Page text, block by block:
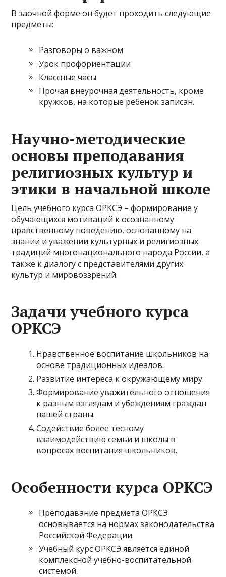
В заочной форме он будет проходить следующие
предметы:
Разговоры о важном
Урок профориентации
Классные часы
Прочая внеурочная деятельность, кроме
кружков, на которые ребенок записан.
Научно-методические
основы преподавания
религиозных культур и
этики в начальной школе
Цель учебного курса ОРКСЭ – формирование у
обучающихся мотиваций к осознанному
нравственному поведению, основанному на
знании и уважении культурных и религиозных
традиций многонационального народа России, а
также к диалогу с представителями других
культур и мировоззрений.
Задачи учебного курса
ОРКСЭ
Нравственное воспитание школьников на
основе традиционных идеалов.
Развитие интереса к окружающему миру.
Формирование уважительного отношения
к разным взглядам и убеждениям граждан
нашей страны.
Содействие более тесному
взаимодействию семьи и школы в
вопросах воспитания школьников.
Особенности курса ОРКСЭ
Преподавание предмета ОРКСЭ
основывается на нормах законодательства
Российской Федерации.
Учебный курс ОРКСЭ является единой
комплексной учебно-воспитательной
системой.